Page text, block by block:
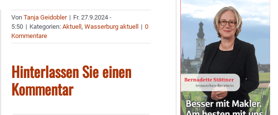
VonTanja Geidobler | Fr. 27.9.2024 -
5:50 | Kategorien:Aktuell,Wasserburg aktuell | 0
Kommentare
Hinterlassen Sie einen
Kommentar